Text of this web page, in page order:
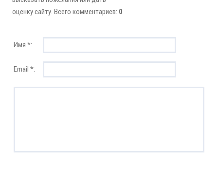
оценку сайту. Всего комментариев: 0
Имя *:
Email *: